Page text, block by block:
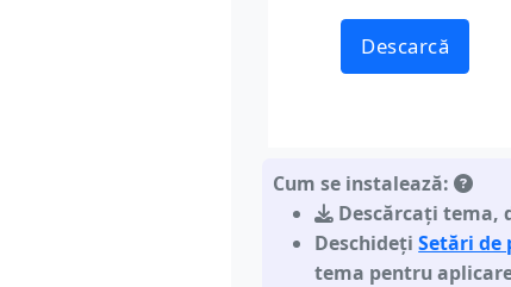
Descarcă
Cum se instalează:
Descărcați tema,
DeschidețiSetări de
tema pentru